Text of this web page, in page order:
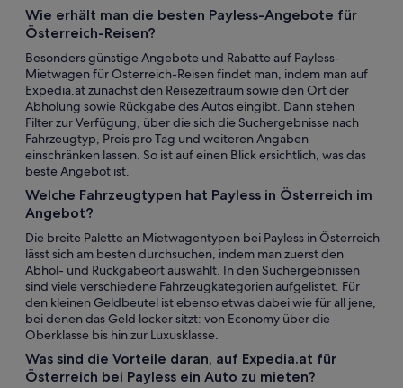
Wie erhält man die besten Payless-Angebote für
Österreich-Reisen?
Besonders günstige Angebote und Rabatte auf Payless-
Mietwagen für Österreich-Reisen findet man, indem man auf
Expedia.at zunächst den Reisezeitraum sowie den Ort der
Abholung sowie Rückgabe des Autos eingibt. Dann stehen
Filter zur Verfügung, über die sich die Suchergebnisse nach
Fahrzeugtyp, Preis pro Tag und weiteren Angaben
einschränken lassen. So ist auf einen Blick ersichtlich, was das
beste Angebot ist.
Welche Fahrzeugtypen hat Payless in Österreich im
Angebot?
Die breite Palette an Mietwagentypen bei Payless in Österreich
lässt sich am besten durchsuchen, indem man zuerst den
Abhol- und Rückgabeort auswählt. In den Suchergebnissen
sind viele verschiedene Fahrzeugkategorien aufgelistet. Für
den kleinen Geldbeutel ist ebenso etwas dabei wie für all jene,
bei denen das Geld locker sitzt: von Economy über die
Oberklasse bis hin zur Luxusklasse.
Was sind die Vorteile daran, auf Expedia.at für
Österreich bei Payless ein Auto zu mieten?